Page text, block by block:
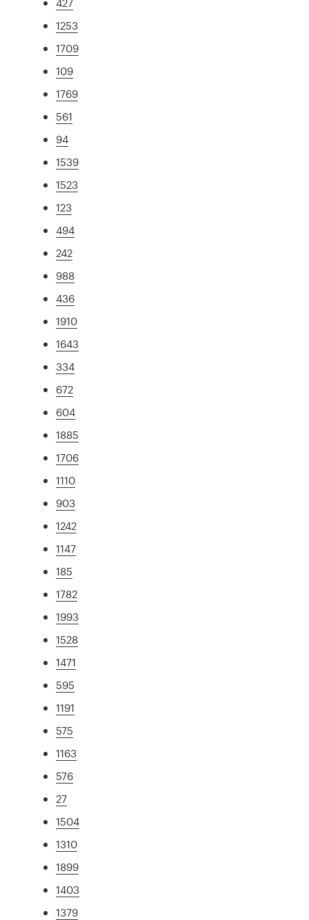
1253
1709
109
1769
561
94
1539
1523
123
494
242
988
436
1910
1643
334
672
604
1885
1706
1110
903
1242
1147
185
1782
1993
1528
1471
595
1191
575
1163
576
27
1504
1310
1899
1403
1379